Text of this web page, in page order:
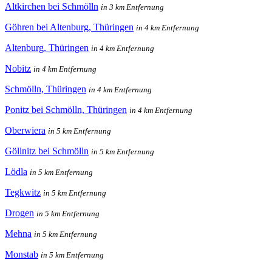
Altkirchen bei Schmölln in 3 km Entfernung
Göhren bei Altenburg, Thüringen in 4 km Entfernung
Altenburg, Thüringen in 4 km Entfernung
Nobitz in 4 km Entfernung
Schmölln, Thüringen in 4 km Entfernung
Ponitz bei Schmölln, Thüringen in 4 km Entfernung
Oberwiera in 5 km Entfernung
Göllnitz bei Schmölln in 5 km Entfernung
Lödla in 5 km Entfernung
Tegkwitz in 5 km Entfernung
Drogen in 5 km Entfernung
Mehna in 5 km Entfernung
Monstab in 5 km Entfernung